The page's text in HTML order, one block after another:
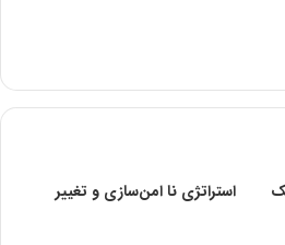
استراتژی نا امن‌سازی و تغيير